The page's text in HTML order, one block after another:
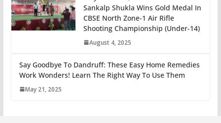
Sankalp Shukla Wins Gold Medal In
CBSE North Zone-1 Air Rifle
Shooting Championship (Under-14)
August 4, 2025
Say Goodbye To Dandruff: These Easy Home Remedies
Work Wonders! Learn The Right Way To Use Them
May 21, 2025